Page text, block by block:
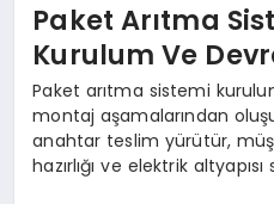
Paket Arıtma
Kurulum Ve
Paket arıtma sistemi
montaj aşamalarından
anahtar teslim yürütür,
hazırlığı ve elektrik